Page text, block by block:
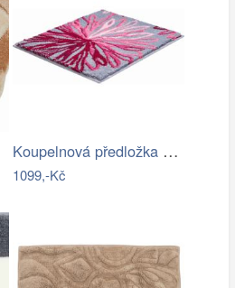
Koupelnová předložka ART
1099,-Kč